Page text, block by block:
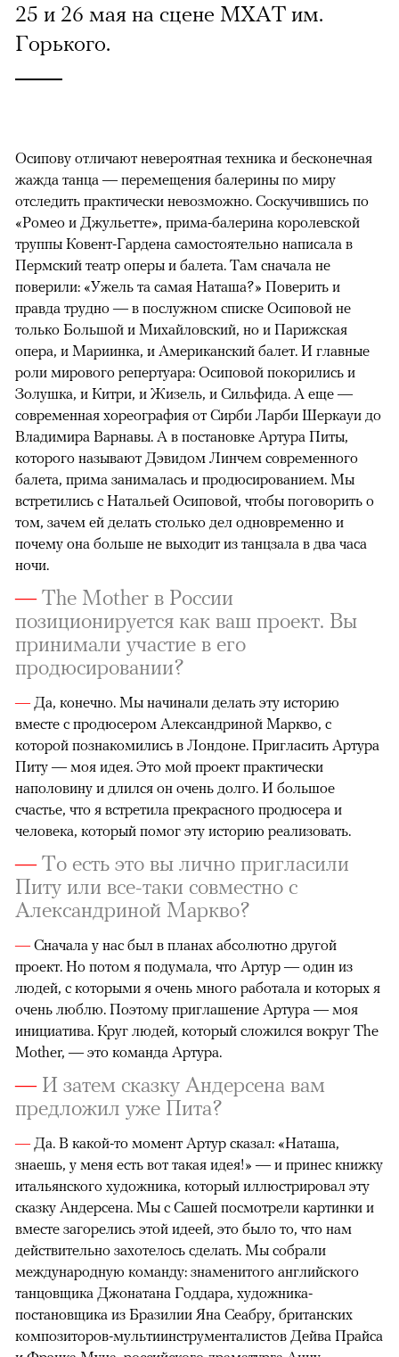
25 и 26 мая на сцене МХАТ им.
Горького.
Осипову отличают невероятная техника и бесконечная
жажда танца — перемещения балерины по миру
отследить практически невозможно. Соскучившись по
«Ромео и Джульетте», прима-балерина королевской
труппы Ковент-Гардена самостоятельно написала в
Пермский театр оперы и балета. Там сначала не
поверили: «Ужель та самая Наташа?» Поверить и
правда трудно — в послужном списке Осиповой не
только Большой и Михайловский, но и Парижская
опера, и Мариинка, и Американский балет. И главные
роли мирового репертуара: Осиповой покорились и
Золушка, и Китри, и Жизель, и Сильфида. А еще —
современная хореография от Сирби Ларби Шеркауи до
Владимира Варнавы. А в постановке Артура Питы,
которого называют Дэвидом Линчем современного
балета, прима занималась и продюсированием. Мы
встретились с Натальей Осиповой, чтобы поговорить о
том, зачем ей делать столько дел одновременно и
почему она больше не выходит из танцзала в два часа
ночи.
—The Mother в России
позиционируется как ваш проект. Вы
принимали участие в его
продюсировании?
— Да, конечно. Мы начинали делать эту историю
вместе с продюсером Александриной Маркво, с
которой познакомились в Лондоне. Пригласить Артура
Питу — моя идея. Это мой проект практически
наполовину и длился он очень долго. И большое
счастье, что я встретила прекрасного продюсера и
человека, который помог эту историю реализовать.
—То есть это вы лично пригласили
Питу или все-таки совместно с
Александриной Маркво?
— Сначала у нас был в планах абсолютно другой
проект. Но потом я подумала, что Артур — один из
людей, с которыми я очень много работала и которых я
очень люблю. Поэтому приглашение Артура — моя
инициатива. Круг людей, который сложился вокруг The
Mother, — это команда Артура.
—И затем сказку Андерсена вам
предложил уже Пита?
— Да. В какой-то момент Артур сказал: «Наташа,
знаешь, у меня есть вот такая идея!» — и принес книжку
итальянского художника, который иллюстрировал эту
сказку Андерсена. Мы с Сашей посмотрели картинки и
вместе загорелись этой идеей, это было то, что нам
действительно захотелось сделать. Мы собрали
международную команду: знаменитого английского
танцовщика Джонатана Годдара, художника-
постановщика из Бразилии Яна Сеабру, британских
композиторов-мультиинструменталистов Дейва Прайса